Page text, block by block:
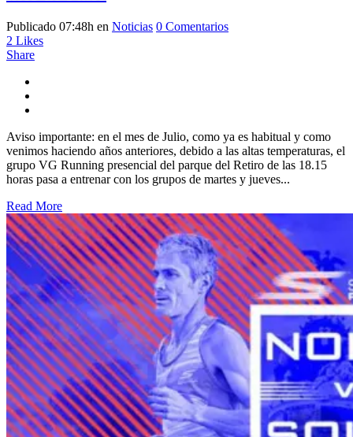
Publicado 07:48h en Noticias 0 Comentarios
2 Likes
Share
Aviso importante: en el mes de Julio, como ya es habitual y como
venimos haciendo años anteriores, debido a las altas temperaturas, el
grupo VG Running presencial del parque del Retiro de las 18.15
horas pasa a entrenar con los grupos de martes y jueves...
Read More